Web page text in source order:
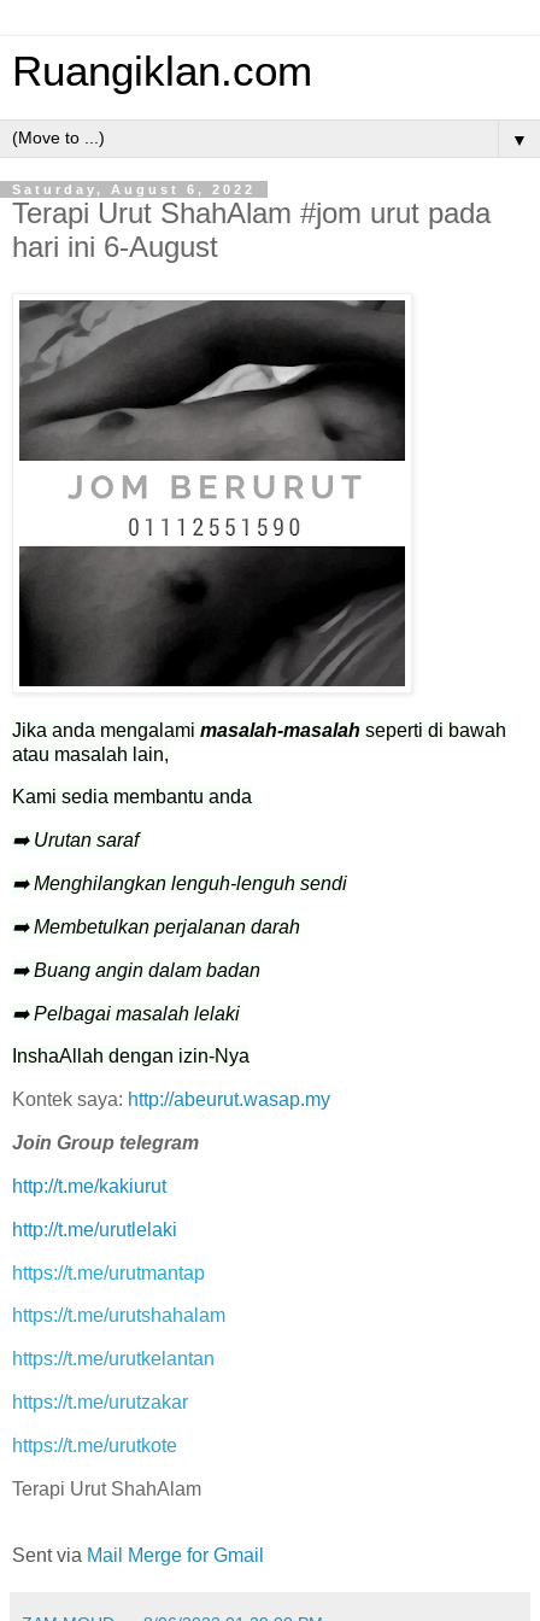
Ruangiklan.com
▼
Saturday, August 6, 2022
Terapi Urut ShahAlam #jom urut pada
hari ini 6-August
Jika anda mengalami masalah-masalah seperti di bawah
atau masalah lain,
Kami sedia membantu anda
➡️ Urutan saraf
➡️ Menghilangkan lenguh-lenguh sendi
➡️ Membetulkan perjalanan darah
➡️ Buang angin dalam badan
➡️ Pelbagai masalah lelaki
InshaAllah dengan izin-Nya
Kontek saya: http://abeurut.wasap.my
Join Group telegram
http://t.me/kakiurut
http://t.me/urutlelaki
https://t.me/urutmantap
https://t.me/urutshahalam
https://t.me/urutkelantan
https://t.me/urutzakar
https://t.me/urutkote
Terapi Urut ShahAlam
Sent via Mail Merge for Gmail